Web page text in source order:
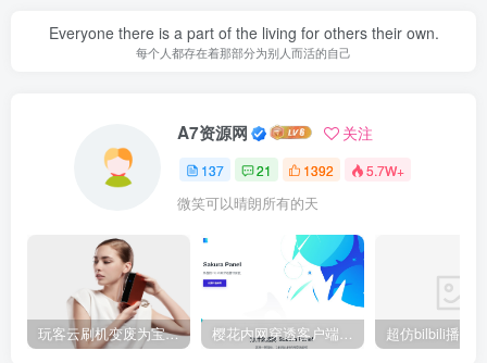
Everyone there is a part of the living for others their own.
每个人都存在着那部分为别人而活的自己
A7资源网 关注
137 21 1392 5.7W+
微笑可以晴朗所有的天
玩客云刷机变废为宝 刷Armbian系统/安装宝塔5.9/安装博客Typecho/网盘系统Cloudreve/免费内网穿透 详细教程 樱花内网穿透客户端网站源代码，2020 重制版